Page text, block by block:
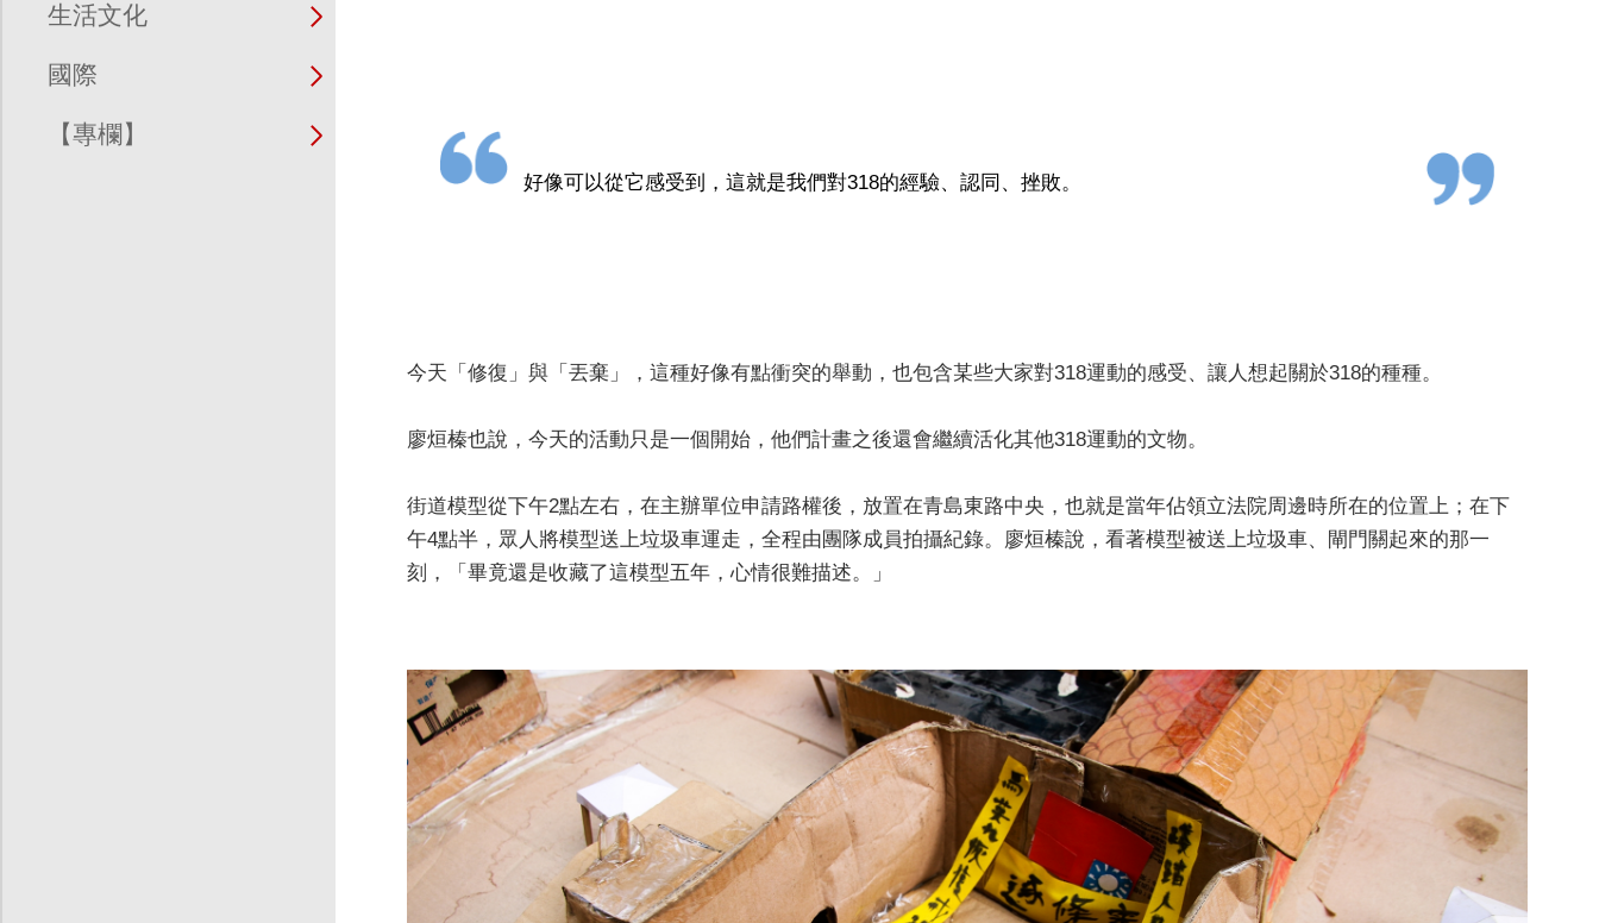
生活文化
國際
【專欄】
好像可以從它感受到，這就是我們對318的經驗、認同、挫敗。
今天「修復」與「丟棄」，這種好像有點衝突的舉動，也包含某些大家對318運動的感受、讓人想起關於318的種種。
廖烜榛也說，今天的活動只是一個開始，他們計畫之後還會繼續活化其他318運動的文物。
街道模型從下午2點左右，在主辦單位申請路權後，放置在青島東路中央，也就是當年佔領立法院周邊時所在的位置上；在下
午4點半，眾人將模型送上垃圾車運走，全程由團隊成員拍攝紀錄。廖烜榛說，看著模型被送上垃圾車、閘門關起來的那一
刻，「畢竟還是收藏了這模型五年，心情很難描述。」